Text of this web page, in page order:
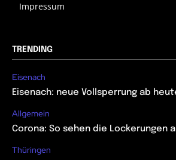
Impressum
TRENDING
Eisenach
Eisenach: neue Vollsperrung ab
Allgemein
Corona: So sehen die Lockerungen
Thüringen